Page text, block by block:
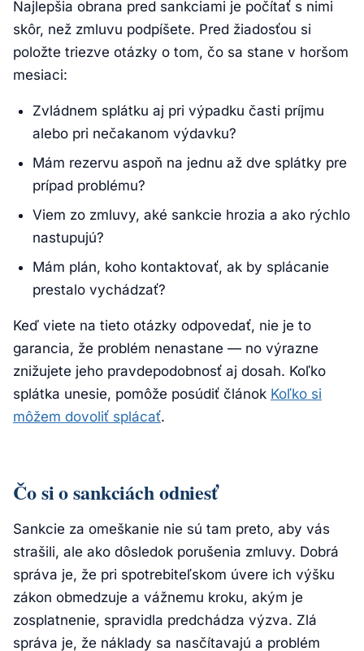
Najlepšia obrana pred sankciami je počítať s nimi
skôr, než zmluvu podpíšete. Pred žiadosťou si
položte triezve otázky o tom, čo sa stane v horšom
mesiaci:
Zvládnem splátku aj pri výpadku časti príjmu
alebo pri nečakanom výdavku?
Mám rezervu aspoň na jednu až dve splátky pre
prípad problému?
Viem zo zmluvy, aké sankcie hrozia a ako rýchlo
nastupujú?
Mám plán, koho kontaktovať, ak by splácanie
prestalo vychádzať?
Keď viete na tieto otázky odpovedať, nie je to
garancia, že problém nenastane — no výrazne
znižujete jeho pravdepodobnosť aj dosah. Koľko
splátka unesie, pomôže posúdiť článok Koľko si
môžem dovoliť splácať.
Čo si o sankciách odniesť
Sankcie za omeškanie nie sú tam preto, aby vás
strašili, ale ako dôsledok porušenia zmluvy. Dobrá
správa je, že pri spotrebiteľskom úvere ich výšku
zákon obmedzuje a vážnemu kroku, akým je
zosplatnenie, spravidla predchádza výzva. Zlá
správa je, že náklady sa nasčítavajú a problém